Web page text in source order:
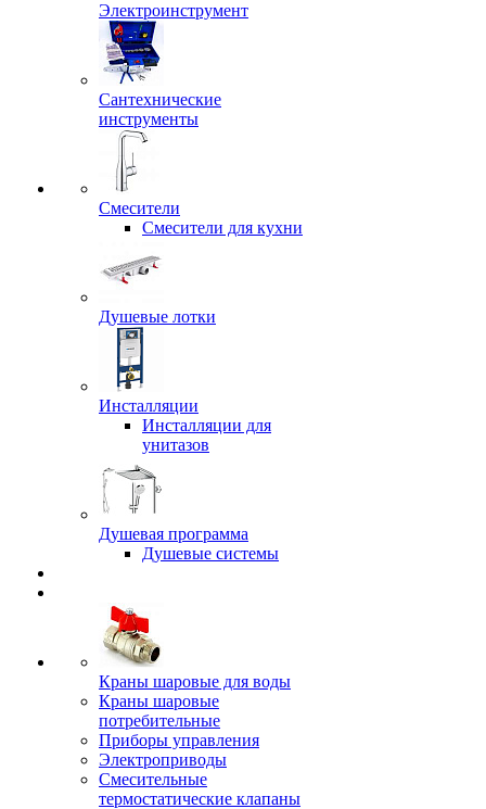
Электроинструмент
Сантехнические
инструменты
Смесители
Смесители для кухни
Душевые лотки
Инсталляции
Инсталляции для
унитазов
Душевая программа
Душевые системы
Краны шаровые для воды
Краны шаровые
потребительные
Приборы управления
Электроприводы
Смесительные
термостатические клапаны